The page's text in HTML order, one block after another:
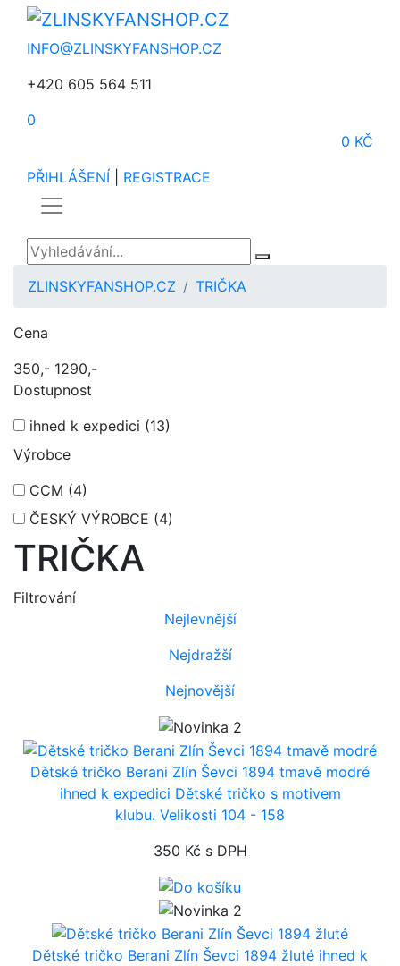
INFO@ZLINSKYFANSHOP.CZ
+420 605 564 511
0
0 KČ
PŘIHLÁŠENÍ
REGISTRACE
ZLINSKYFANSHOP.CZ TRIČKA
Cena
350,- 1290,-
Dostupnost
ihned k expedici (13)
Výrobce
CCM (4)
ČESKÝ VÝROBCE (4)
TRIČKA
Filtrování
Nejlevnější
Nejdražší
Nejnovější
Dětské tričko Berani Zlín Ševci 1894 tmavě modré
ihned k expedici Dětské tričko s motivem
klubu. Velikosti 104 - 158
350 Kč s DPH
Dětské tričko Berani Zlín Ševci 1894 žluté ihned k